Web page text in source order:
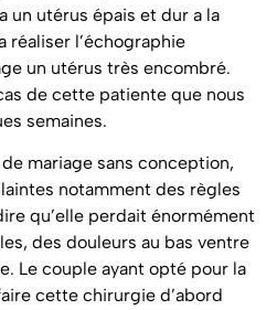
un utérus épais et dur a la
réaliser l’échographie
un utérus très encombré.
de cette patiente que nous
semaines.
mariage sans conception,
notamment des règles
qu’elle perdait énormément
des douleurs au bas ventre
Le couple ayant opté pour la
cette chirurgie d’abord